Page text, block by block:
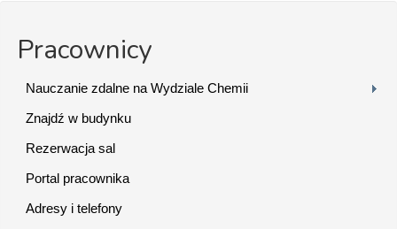
Pracownicy
Nauczanie zdalne na Wydziale Chemii
Znajdź w budynku
Rezerwacja sal
Portal pracownika
Adresy i telefony